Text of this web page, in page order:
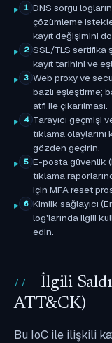
1 DNS sorgu
çözümleme
kayıt değişimini
2 SSL/TLS sertifika
kayıt tarihini ve
3 Web proxy ve
bazlı eşleştirme;
atfı ile çıkarılması.
4 Tarayıcı geçmişi
tıklama
gözden geçirin.
5 E-posta güvenlik
tıklama
için MFA reset
6 Kimlik sağlayıcı
log'larında ilgili
edin.
İlgili
ATT&CK)
Bu IoC ile ilişkili